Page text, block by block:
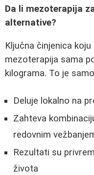
Da li mezoterapija
alternative?
Ključna činjenica
mezoterapija sama
kilograma. To je
Deluje lokalno na
Zahteva
redovnim
Rezultati su
života